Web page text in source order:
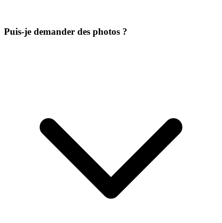
Puis-je demander des photos ?